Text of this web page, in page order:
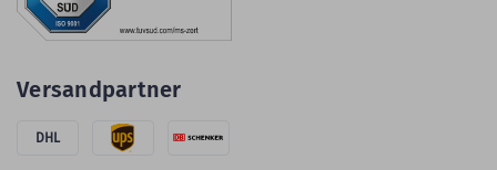
Versandpartner
DHL